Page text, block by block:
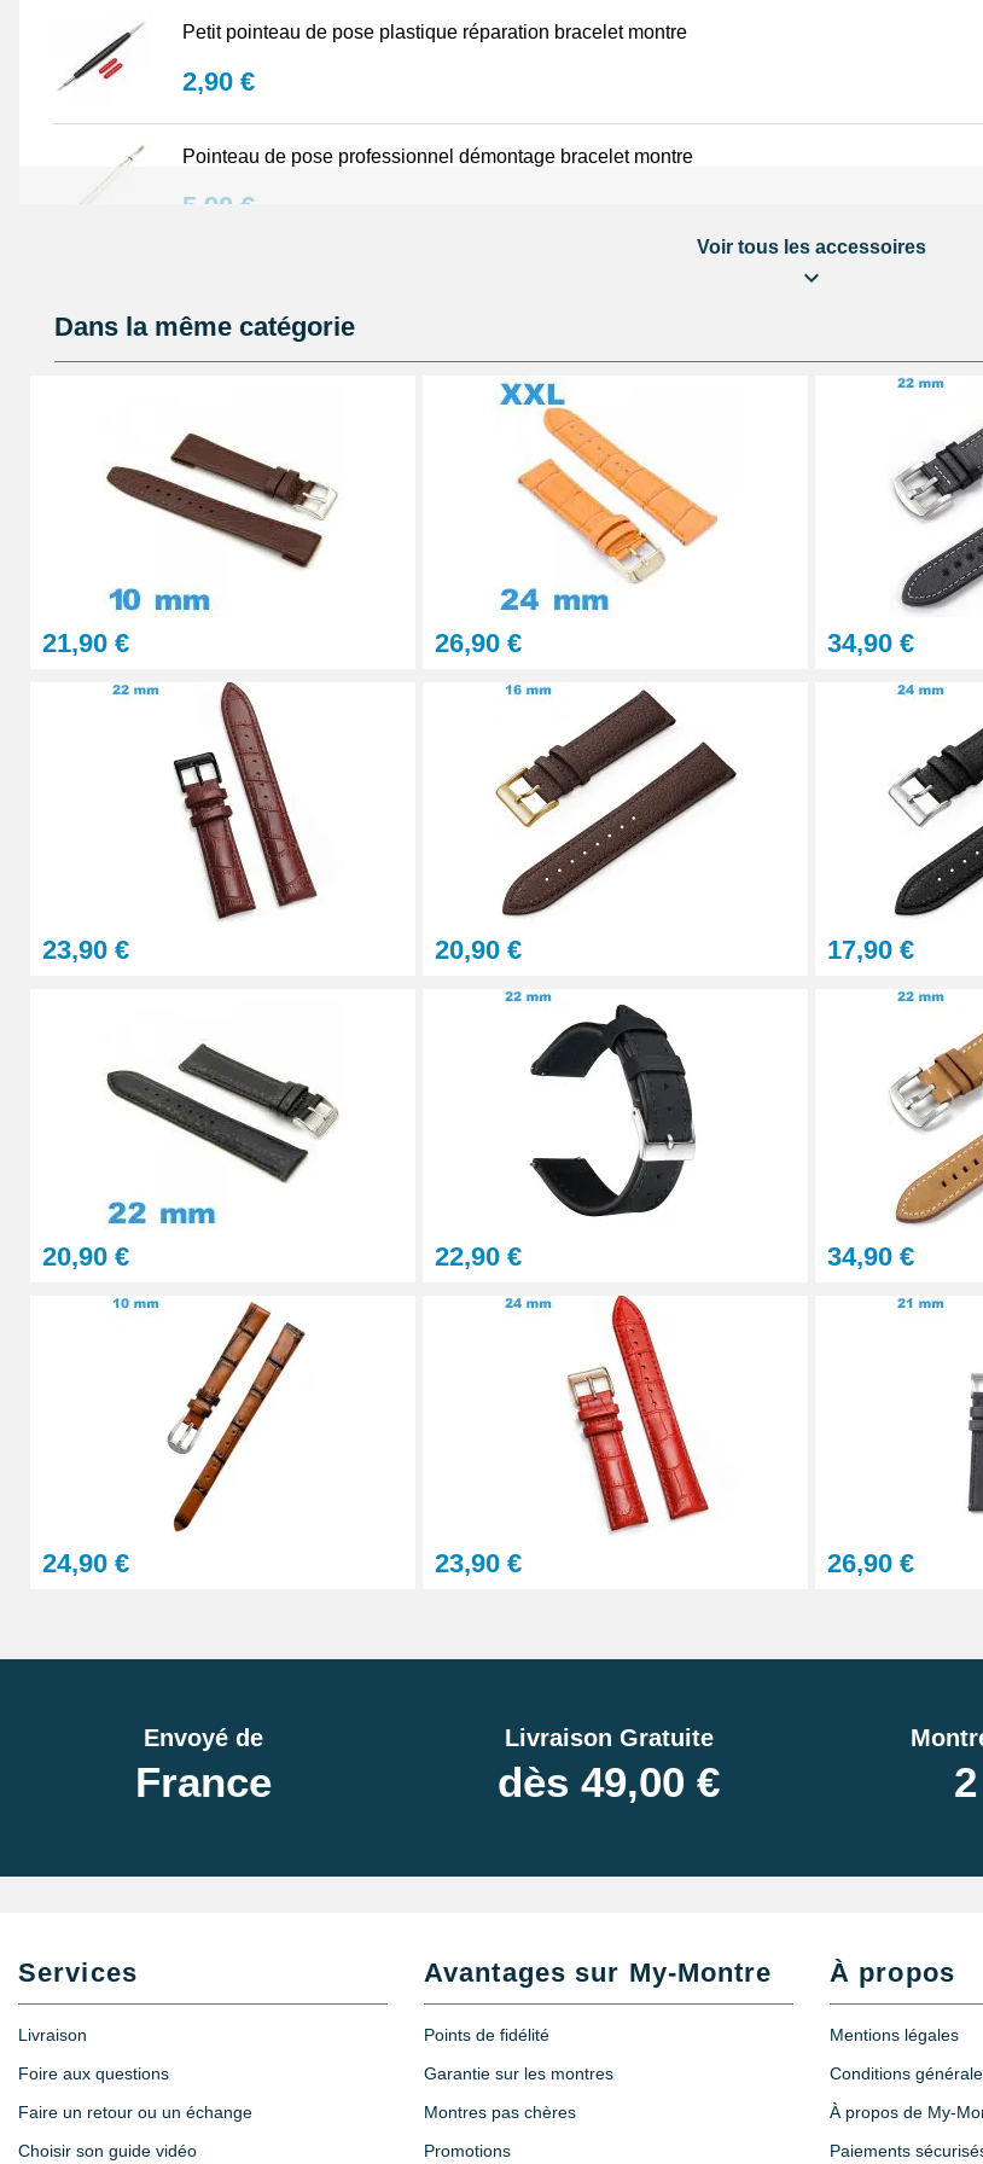
Petit pointeau de pose plastique réparation bracelet montre
2,90 €
Pointeau de pose professionnel démontage bracelet montre
5,90 €
32,90 €
Pointeau de pose de précision réparation bracelet montre
4,90 €
Kit Réparation Bracelet Montre 2 Pompes au choix + 1 Pointeau de pose
Sacoche pour réparation de montre - 12 outils
32,90 €
Gros pointeau de pose manipulation bracelet montre
4,90 €
Pointeau de pose à 2 têtes
Outil pointeau de pose suisse professionnel BERGEON
28,90 €
Pointeau de Pose Tête Interchangeable
9,90 €
Kit Réparation Montre Multifonction
23,90 €
Sacoche Outils Horlogerie complet de Réparation - 13 pièces
45,90 €
Voir tous les accessoires
Dans la même catégorie
21,90 € 26,90 € 34,90 €
23,90 € 20,90 € 17,90 €
20,90 € 22,90 € 34,90 €
24,90 € 23,90 € 26,90 €
Envoyé de
France
Livraison Gratuite
dès 49,00 €
Services
Livraison
Foire aux questions
Faire un retour ou un échange
Choisir son guide vidéo
Avantages sur My-Montre
Points de fidélité
Garantie sur les montres
Montres pas chères
Promotions
À propos
Mentions légales
Conditions
À propos de My-
Paiements